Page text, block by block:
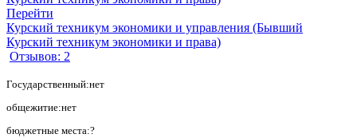
Перейти
Курский техникум экономики и управления (Бывший
Курский техникум экономики и права)
Отзывов: 2
Государственный:нет
общежитие:нет
бюджетные места:?